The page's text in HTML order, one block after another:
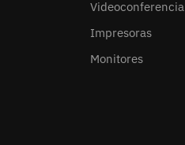
Videoconferencia
Impresoras
Monitores